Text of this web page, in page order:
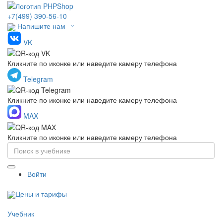
+7(499) 390-56-10
Напишите нам
VK
Кликните по иконке или наведите камеру телефона
Telegram
Кликните по иконке или наведите камеру телефона
MAX
Кликните по иконке или наведите камеру телефона
Войти
Цены и тарифы
Учебник